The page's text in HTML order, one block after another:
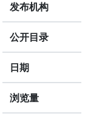
发布机构
公开目录
日期
浏览量